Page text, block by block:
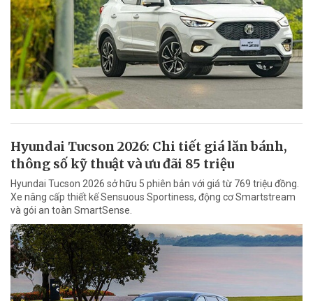
Hyundai Tucson 2026: Chi tiết giá lăn bánh,
thông số kỹ thuật và ưu đãi 85 triệu
Hyundai Tucson 2026 sở hữu 5 phiên bản với giá từ 769 triệu đồng.
Xe nâng cấp thiết kế Sensuous Sportiness, động cơ Smartstream
và gói an toàn SmartSense.